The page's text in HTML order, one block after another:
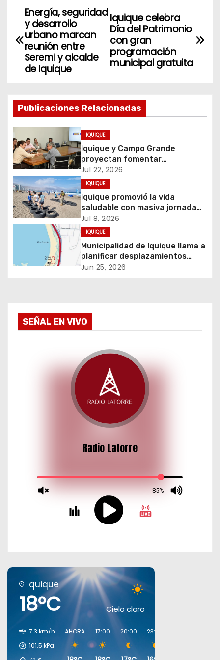
N
a
g
a
c
i
ó
n
d
e
r
Iquique celebra
Día del Patrimonio
con gran
programación
municipal gratuita
Energía, seguridad
y desarrollo
urbano marcan
reunión entre
Seremi y alcalde
de Iquique
Publicaciones Relacionadas
IQUIQUE
Iquique y Campo Grande
proyectan fomentar
intercambio turístico que
impulse conexión aérea directa
Jul 22, 2026
IQUIQUE
Iquique promovió la vida
saludable con masiva jornada
de CrossFit familiar organizada
por SENDA Previene Iquique
Jul 8, 2026
IQUIQUE
Municipalidad de Iquique llama a
planificar desplazamientos
durante Iquique 5150 Triathlon
Jun 25, 2026
SEÑAL EN VIVO
Iquique
18°C Cielo claro
7.3 km/h
101.5 kPa
AHORA 17:00 20:00 23:00